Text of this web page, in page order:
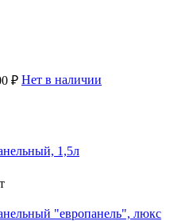
₽ Нет в наличии
1,5л
"европанель", люкс